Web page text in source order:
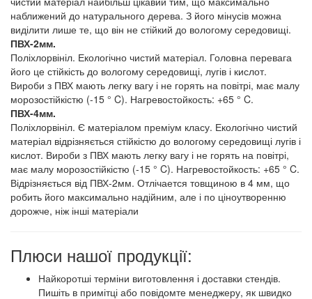
наближений до натурального дерева. З його мінусів можна
виділити лише те, що він не стійкий до вологому середовищі.
ПВХ-2мм.
Поліхлорвініл. Екологічно чистий матеріал. Головна перевага
його це стійкість до вологому середовищі, лугів і кислот.
Вироби з ПВХ мають легку вагу і не горять на повітрі, має малу
морозостійкістю (-15 ° C). Нагревостойкость: +65 ° C.
ПВХ-4мм.
Поліхлорвініл. Є матеріалом преміум класу. Екологічно чистий
матеріал відрізняється стійкістю до вологому середовищі лугів і
кислот. Вироби з ПВХ мають легку вагу і не горять на повітрі,
має малу морозостійкістю (-15 ° C). Нагревостойкость: +65 ° C.
Відрізняється від ПВХ-2мм. Отлічается товщиною в 4 мм, що
робить його максимально надійним, але і по ціноутворенню
дорожче, ніж інші матеріали
Плюси нашої продукції:
Найкоротші терміни виготовлення і доставки стендів.
Пишіть в примітці або повідомте менеджеру, як швидко